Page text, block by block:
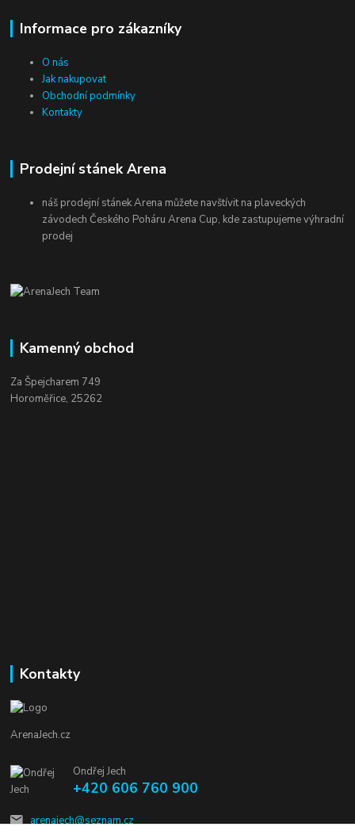
Informace pro zákazníky
O nás
Jak nakupovat
Obchodní podmínky
Kontakty
Prodejní stánek Arena
náš prodejní stánek Arena můžete navštívit na plaveckých
závodech Českého Poháru Arena Cup, kde zastupujeme výhradní
prodej
Kamenný obchod
Za Špejcharem 749
Horoměřice, 25262
Kontakty
ArenaJech.cz
Ondřej Jech
+420 606 760 900
arenajech@seznam.cz